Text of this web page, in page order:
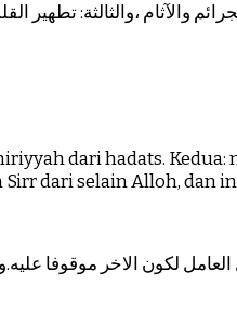
والآثام ،والثالثة:
dari hadats.
dari selain Alloh, dan